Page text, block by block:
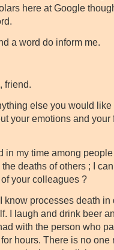
here at Google
a word do inform me.
friend.
else you would
your emotions and
in my time among
deaths of others ; I
your colleagues ?
know processes death
I laugh and drink beer
with the person who
hours. There is no one